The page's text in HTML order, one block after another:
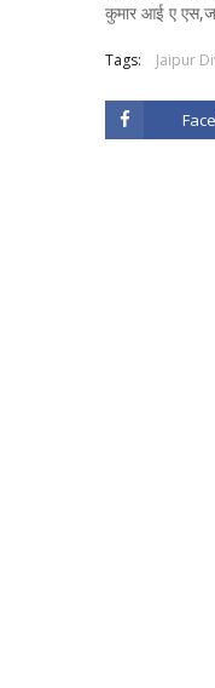
कुमार आई ए
Tags: Jaipur